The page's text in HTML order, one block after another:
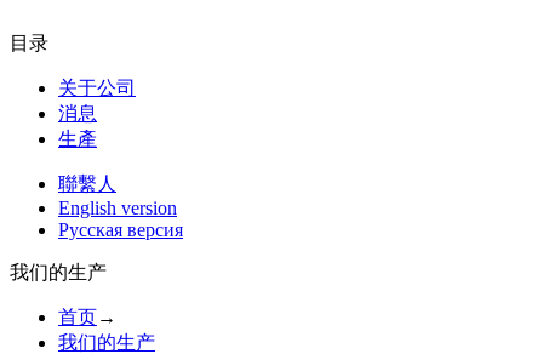
目录
关于公司
消息
生產
聯繫人
English version
Русская версия
我们的生产
首页→
我们的生产